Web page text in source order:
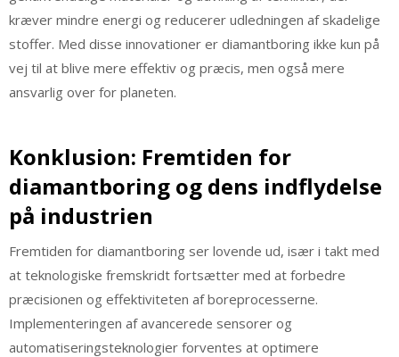
kræver mindre energi og reducerer udledningen af skadelige
stoffer. Med disse innovationer er diamantboring ikke kun på
vej til at blive mere effektiv og præcis, men også mere
ansvarlig over for planeten.
Konklusion: Fremtiden for
diamantboring og dens indflydelse
på industrien
Fremtiden for diamantboring ser lovende ud, især i takt med
at teknologiske fremskridt fortsætter med at forbedre
præcisionen og effektiviteten af boreprocesserne.
Implementeringen af avancerede sensorer og
automatiseringsteknologier forventes at optimere